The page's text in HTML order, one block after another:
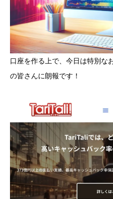
口座を作る上で、今日は特別な
の皆さんに朗報です！